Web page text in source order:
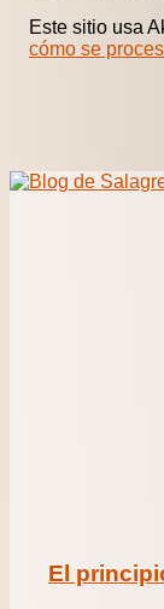
Este sitio usa
cómo se
El